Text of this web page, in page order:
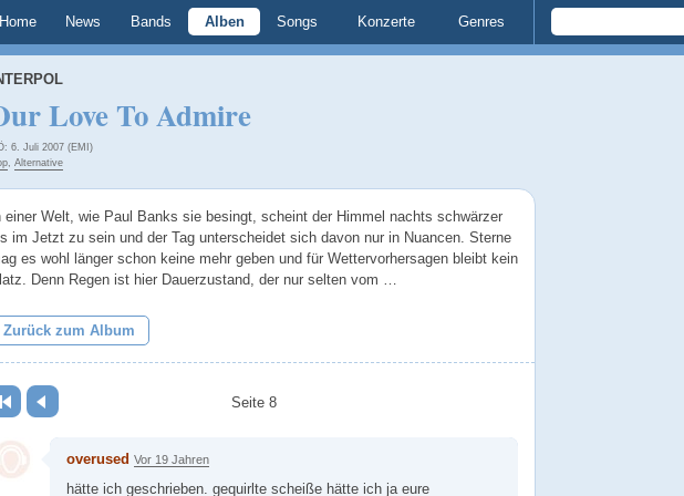
Home News Bands Alben Songs Konzerte Genres
Love To Admire
6. Juli 2007 (EMI)
, Alternative
einer Welt, wie Paul Banks sie besingt, scheint der Himmel nachts schwärzer
im Jetzt zu sein und der Tag unterscheidet sich davon nur in Nuancen. Sterne
es wohl länger schon keine mehr geben und für Wettervorhersagen bleibt kein
Denn Regen ist hier Dauerzustand, der nur selten vom …
Zurück zum Album
Seite 8
overused Vor 19 Jahren
hätte ich geschrieben. gequirlte scheiße hätte ich ja eure